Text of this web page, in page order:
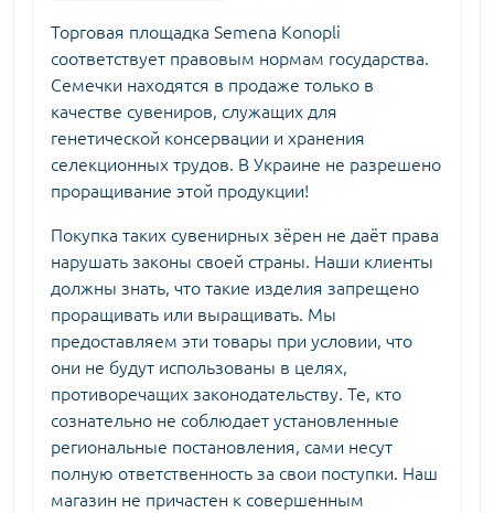
Торговая площадка Semena Konopli
соответствует правовым нормам государства.
Семечки находятся в продаже только в
качестве сувениров, служащих для
генетической консервации и хранения
селекционных трудов. В Украине не разрешено
проращивание этой продукции!
Покупка таких сувенирных зёрен не даёт права
нарушать законы своей страны. Наши клиенты
должны знать, что такие изделия запрещено
проращивать или выращивать. Мы
предоставляем эти товары при условии, что
они не будут использованы в целях,
противоречащих законодательству. Те, кто
сознательно не соблюдает установленные
региональные постановления, сами несут
полную ответственность за свои поступки. Наш
магазин не причастен к совершенным